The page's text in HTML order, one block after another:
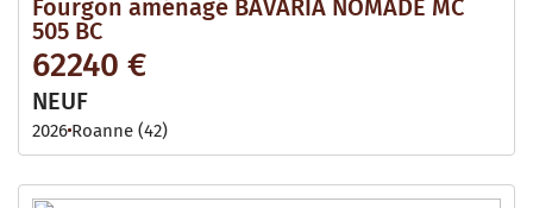
Fourgon aménagé BAVARIA NOMADE MC
505 BC
62240 €
NEUF
2026 Roanne (42)